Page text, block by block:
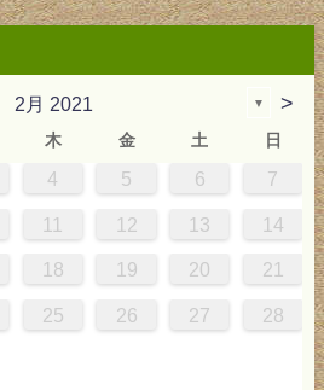
2月 2021 ▼ >
木 金 土 日
4 5 6 7
11 12 13 14
18 19 20 21
25 26 27 28